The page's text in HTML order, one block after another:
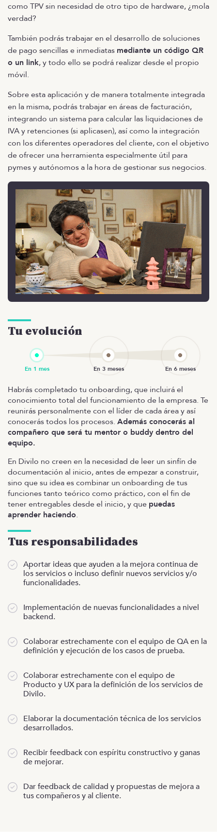
como TPV sin necesidad de otro tipo de hardware, ¿mola
verdad?
También podrás trabajar en el desarrollo de soluciones
de pago sencillas e inmediatas mediante un código QR
o un link, y todo ello se podrá realizar desde el propio
móvil.
Sobre esta aplicación y de manera totalmente integrada
en la misma, podrás trabajar en áreas de facturación,
integrando un sistema para calcular las liquidaciones de
IVA y retenciones (si aplicasen), así como la integración
con los diferentes operadores del cliente, con el objetivo
de ofrecer una herramienta especialmente útil para
pymes y autónomos a la hora de gestionar sus negocios.
Tu evolución
Habrás completado tu onboarding, que incluirá el
conocimiento total del funcionamiento de la empresa. Te
reunirás personalmente con el líder de cada área y así
conocerás todos los procesos. Además conocerás al
compañero que será tu mentor o buddy dentro del
equipo.
En Divilo no creen en la necesidad de leer un sinfín de
documentación al inicio, antes de empezar a construir,
sino que su idea es combinar un onboarding de tus
funciones tanto teórico como práctico, con el fin de
tener entregables desde el inicio, y que puedas
aprender haciendo.
Tus responsabilidades
Aportar ideas que ayuden a la mejora continua de
los servicios o incluso definir nuevos servicios y/o
funcionalidades.
Implementación de nuevas funcionalidades a nivel
backend.
Colaborar estrechamente con el equipo de QA en la
definición y ejecución de los casos de prueba.
Colaborar estrechamente con el equipo de
Producto y UX para la definición de los servicios de
Divilo.
Elaborar la documentación técnica de los servicios
desarrollados.
Recibir feedback con espíritu constructivo y ganas
de mejorar.
Dar feedback de calidad y propuestas de mejora a
tus compañeros y al cliente.